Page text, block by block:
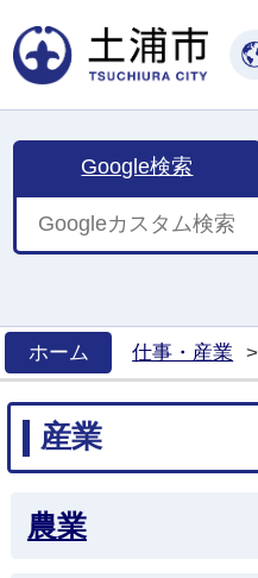
Google検索
ホーム
仕事・産業 >
産業
農業